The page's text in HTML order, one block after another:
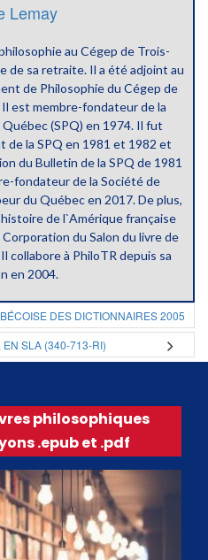
Lemay
au Cégep de Trois-
de sa retraite. Il a été adjoint au
de Philosophie du Cégep de
est membre-fondateur de la
(SPQ) en 1974. Il fut
de la SPQ en 1981 et 1982 et
du Bulletin de la SPQ de 1981
fondateur de la Société de
du Québec en 2017. De plus,
de l`Amérique française
du Salon du livre de
collabore à PhiloTR depuis sa
en 2004.
DES DICTIONNAIRES 2005
EN SLA (340-713-RI)
philosophiques
.epub et .pdf